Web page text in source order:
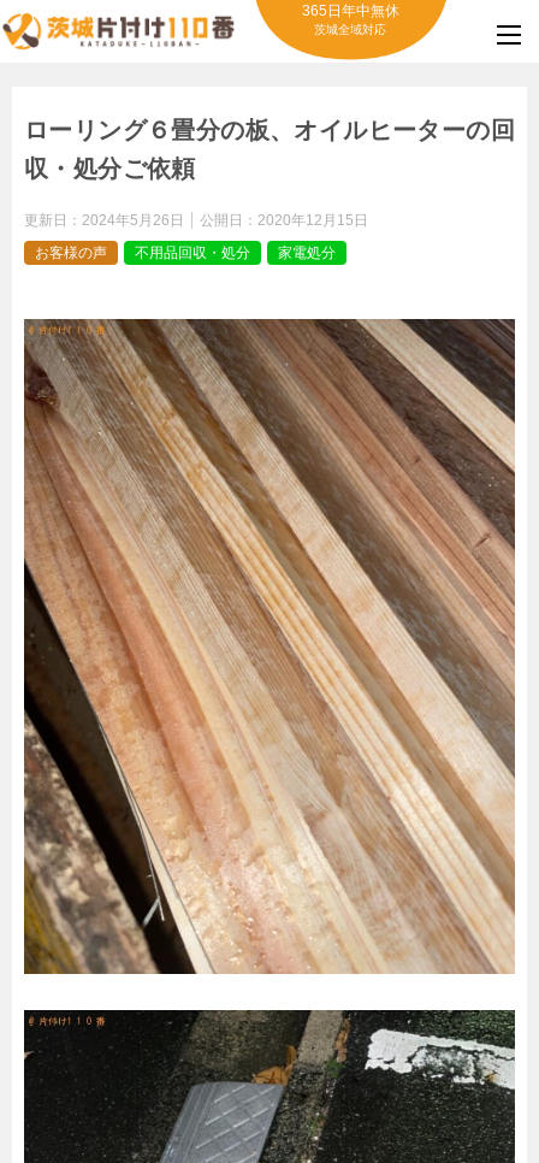
365日年中無休
茨城全域対応
ローリング６畳分の板、オイルヒーターの回
収・処分ご依頼
更新日： 2024年5月26日 公開日： 2020年12月15日
お客様の声
不用品回収・処分 家電処分